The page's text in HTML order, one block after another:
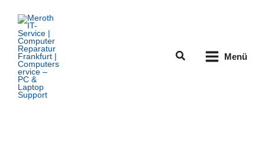
Inhalt
springen
Suchen Menü